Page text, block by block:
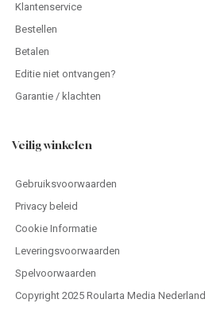
Klantenservice
Bestellen
Betalen
Editie niet ontvangen?
Garantie / klachten
Veilig winkelen
Gebruiksvoorwaarden
Privacy beleid
Cookie Informatie
Leveringsvoorwaarden
Spelvoorwaarden
Copyright 2025 Roularta Media Nederland